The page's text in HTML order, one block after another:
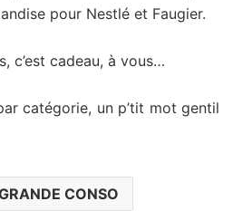
pour Nestlé et Faugier.
c’est cadeau, à vous…
catégorie, un p’tit mot gentil
CONSO